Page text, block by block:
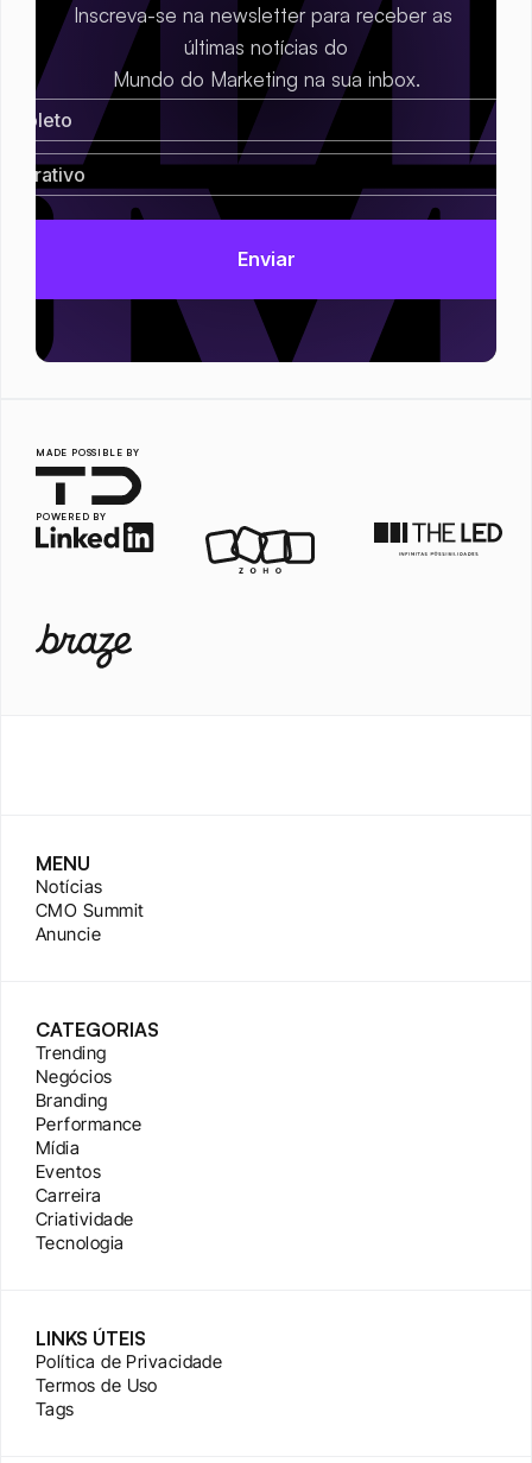
Inscreva-se na newsletter para receber as
últimas notícias do
Mundo do Marketing na sua inbox.
MADE POSSIBLE BY
POWERED BY
MENU
Notícias
CMO Summit
Anuncie
CATEGORIAS
Trending
Negócios
Branding
Performance
Mídia
Eventos
Carreira
Criatividade
Tecnologia
LINKS ÚTEIS
Política de Privacidade
Termos de Uso
Tags